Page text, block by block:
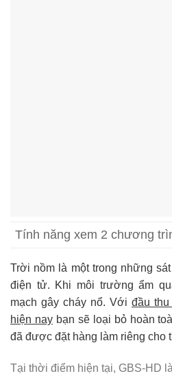
Tính năng xem 2 chương
Trời nồm là một trong những
điện tử. Khi môi trường ẩm
mạch gây cháy nổ. Với đầu
hiện naybạn sẽ loại bỏ hoàn
đã được đặt hàng làm riêng cho
Tại thời điểm hiện tại, GBS-HD